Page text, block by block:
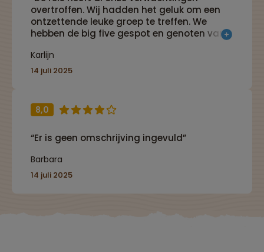
overtroffen. Wij hadden het geluk om een
ontzettende leuke groep te treffen. We
hebben de big five gespot en genoten van
Karlijn
14 juli 2025
8,0
“Er is geen omschrijving ingevuld”
Barbara
14 juli 2025